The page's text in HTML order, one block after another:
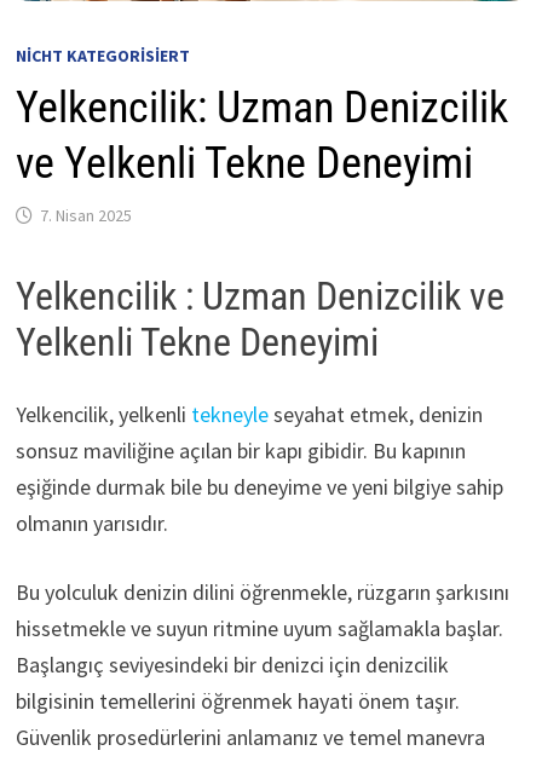
NICHT KATEGORISIERT
Yelkencilik: Uzman Denizcilik
ve Yelkenli Tekne Deneyimi
7. Nisan 2025
Yelkencilik : Uzman Denizcilik ve
Yelkenli Tekne Deneyimi
Yelkencilik, yelkenli tekneyleseyahat etmek, denizin
sonsuz maviliğine açılan bir kapı gibidir. Bu kapının
eşiğinde durmak bile bu deneyime ve yeni bilgiye sahip
olmanın yarısıdır.
Bu yolculuk denizin dilini öğrenmekle, rüzgarın şarkısını
hissetmekle ve suyun ritmine uyum sağlamakla başlar.
Başlangıç ​​seviyesindeki bir denizci için denizcilik
bilgisinin temellerini öğrenmek hayati önem taşır.
Güvenlik prosedürlerini anlamanız ve temel manevra